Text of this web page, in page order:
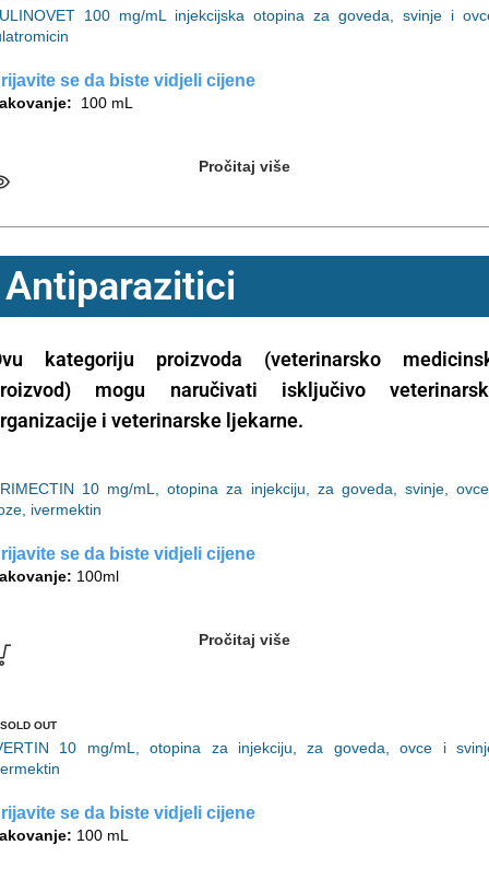
100 mg/mL injekcijska otopina za goveda, svinje i
se da biste vidjeli cijene
100 mL
Pročitaj više
Antiparazitici
kategoriju proizvoda (veterinarsko
mogu naručivati isključivo
i veterinarske ljekarne.
10 mg/mL, otopina za injekciju, za goveda, svinje,
ivermektin
se da biste vidjeli cijene
100ml
Pročitaj više
SOLD OUT
10 mg/mL, otopina za injekciju, za goveda, ovce i
se da biste vidjeli cijene
100 mL